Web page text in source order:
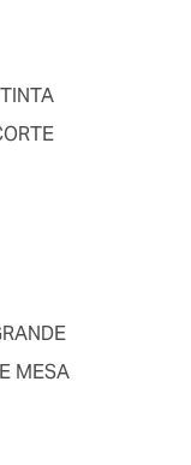
MESA